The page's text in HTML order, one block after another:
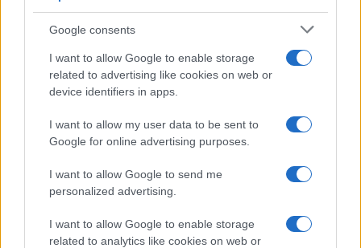
Google consents
I want to allow Google to enable storage
related to advertising like cookies on web or
device identifiers in apps.
I want to allow my user data to be sent to
Google for online advertising purposes.
I want to allow Google to send me
personalized advertising.
I want to allow Google to enable storage
related to analytics like cookies on web or
lungodegenti Morata, Dumfries,
Vlahovic e Gimenez?
Franco Capalbo